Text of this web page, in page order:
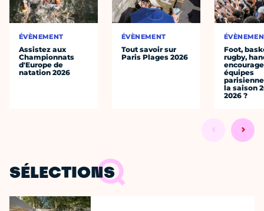
ÉVÈNEMENT
Assistez aux
Championnats
d'Europe de
natation 2026
ÉVÈNEMENT
Tout savoir sur
Paris Plages 2026
Foot,
rugby,
équipes
la saison
2026 ?
SÉLECTIONS